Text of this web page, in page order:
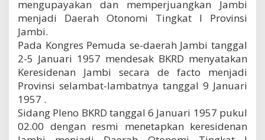
mengupayakan dan memperjuangkan Jambi
menjadi Daerah Otonomi Tingkat I Provinsi
Jambi.
Pada Kongres Pemuda se-daerah Jambi tanggal
2-5 Januari 1957 mendesak BKRD menyatakan
Keresidenan Jambi secara de facto menjadi
Provinsi selambat-lambatnya tanggal 9 Januari
1957 .
Sidang Pleno BKRD tanggal 6 Januari 1957 pukul
02.00 dengan resmi menetapkan keresidenan